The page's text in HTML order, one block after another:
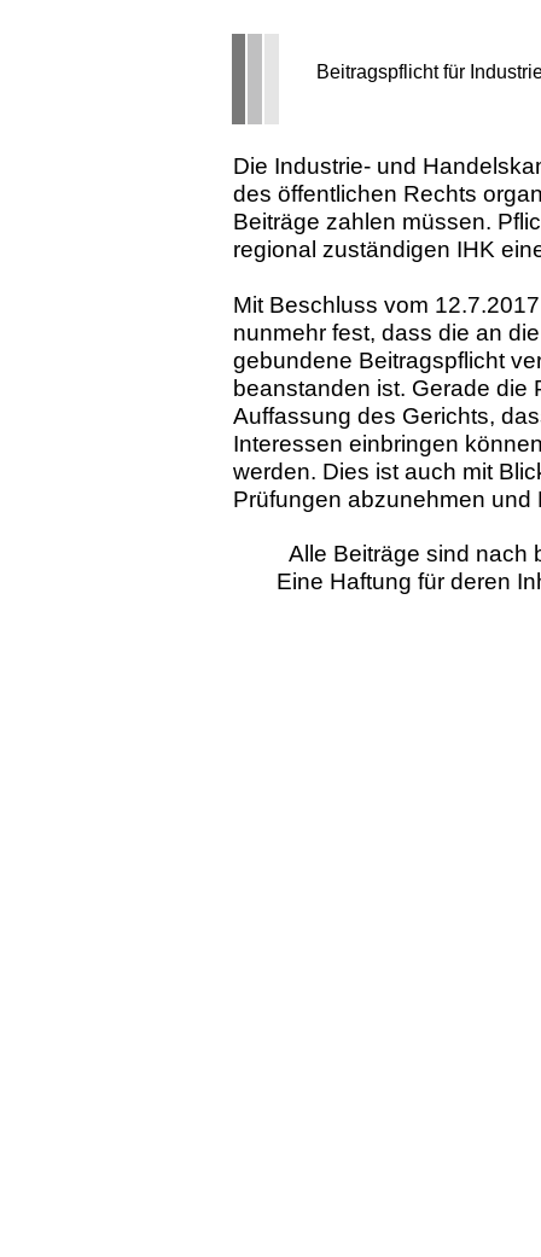
Beitragspflicht für
Die Industrie- und
des öffentlichen Rechts
Beiträge zahlen müssen.
regional zuständigen IHK
Mit Beschluss vom
nunmehr fest, dass die an
gebundene Beitragspflicht
beanstanden ist. Gerade die
Auffassung des Gerichts,
Interessen einbringen
werden. Dies ist auch mit
Prüfungen abzunehmen
Alle Beiträge sind nach
Eine Haftung für deren